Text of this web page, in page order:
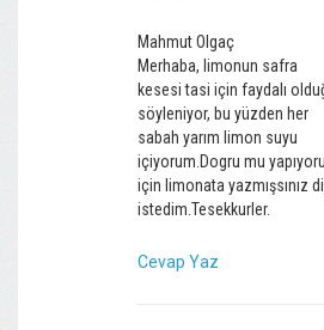
Mahmut Olgaç
Merhaba, limonun safra
kesesi tasi için faydalı
söyleniyor, bu yüzden her
sabah yarım limon suyu
içiyorum.Dogru mu
için limonata yazmışsınız
istedim.Tesekkurler.
Cevap Yaz